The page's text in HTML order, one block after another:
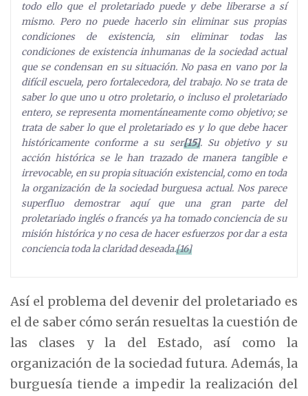
todo ello que el proletariado puede y debe liberarse a sí
mismo. Pero no puede hacerlo sin eliminar sus propias
condiciones de existencia, sin eliminar todas las
condiciones de existencia inhumanas de la sociedad actual
que se condensan en su situación. No pasa en vano por la
difícil escuela, pero fortalecedora, del trabajo. No se trata de
saber lo que uno u otro proletario, o incluso el proletariado
entero, se representa momentáneamente como objetivo; se
trata de saber lo que el proletariado es y lo que debe hacer
históricamente conforme a su ser[15]. Su objetivo y su
acción histórica se le han trazado de manera tangible e
irrevocable, en su propia situación existencial, como en toda
la organización de la sociedad burguesa actual. Nos parece
superfluo demostrar aquí que una gran parte del
proletariado inglés o francés ya ha tomado conciencia de su
misión histórica y no cesa de hacer esfuerzos por dar a esta
conciencia toda la claridad deseada.[16]
Así el problema del devenir del proletariado es
el de saber cómo serán resueltas la cuestión de
las clases y la del Estado, así como la
organización de la sociedad futura. Además, la
burguesía tiende a impedir la realización del